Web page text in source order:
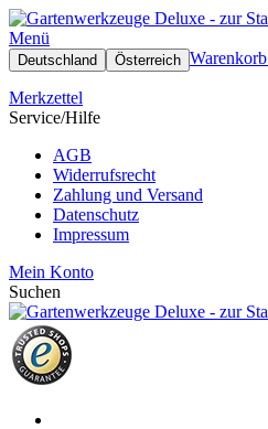
Menü
Deutschland Österreich Warenkorb
Merkzettel
Service/Hilfe
AGB
Widerrufsrecht
Zahlung und Versand
Datenschutz
Impressum
Mein Konto
Suchen